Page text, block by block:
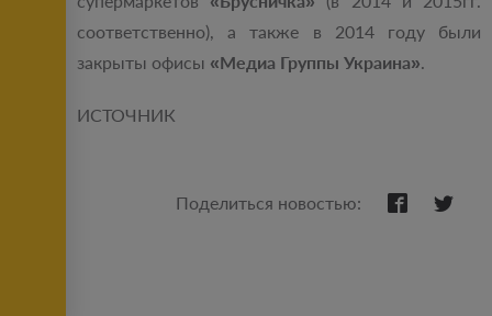
соответственно), а также в 2014 году были
закрыты офисы «Медиа Группы Украина».
ИСТОЧНИК
Поделиться новостью: